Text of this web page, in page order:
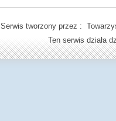
Serwis tworzony przez :
Ten serwis działa